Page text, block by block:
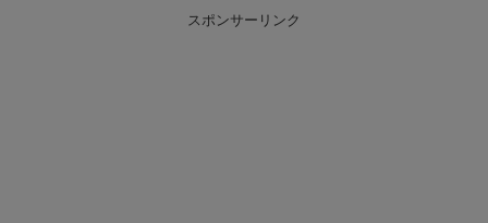
RSS
スポンサーリンク